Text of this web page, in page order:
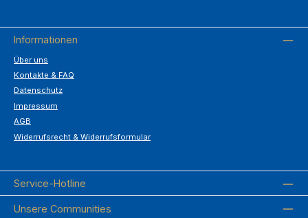
Informationen
Über uns
Kontakte & FAQ
Datenschutz
Impressum
AGB
Widerrufsrecht & Widerrufsformular
Service-Hotline
Unsere Communities